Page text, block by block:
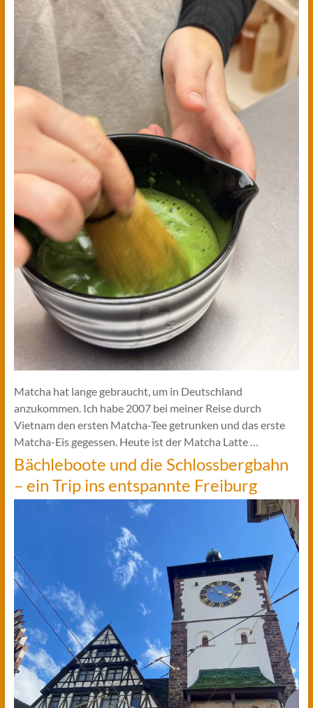
Matcha hat lange gebraucht, um in Deutschland
anzukommen. Ich habe 2007 bei meiner Reise durch
Vietnam den ersten Matcha-Tee getrunken und das erste
Matcha-Eis gegessen. Heute ist der Matcha Latte …
Bächleboote und die Schlossbergbahn
– ein Trip ins entspannte Freiburg